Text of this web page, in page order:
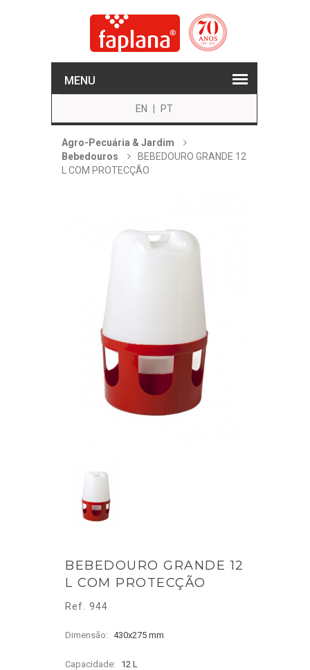
MENU
EN PT
Agro-Pecuária & Jardim
Bebedouros
BEBEDOURO GRANDE 12
L COM PROTECÇÃO
BEBEDOURO GRANDE 12
L COM PROTECÇÃO
Ref. 944
Dimensão: 430x275 mm
Capacidade: 12 L